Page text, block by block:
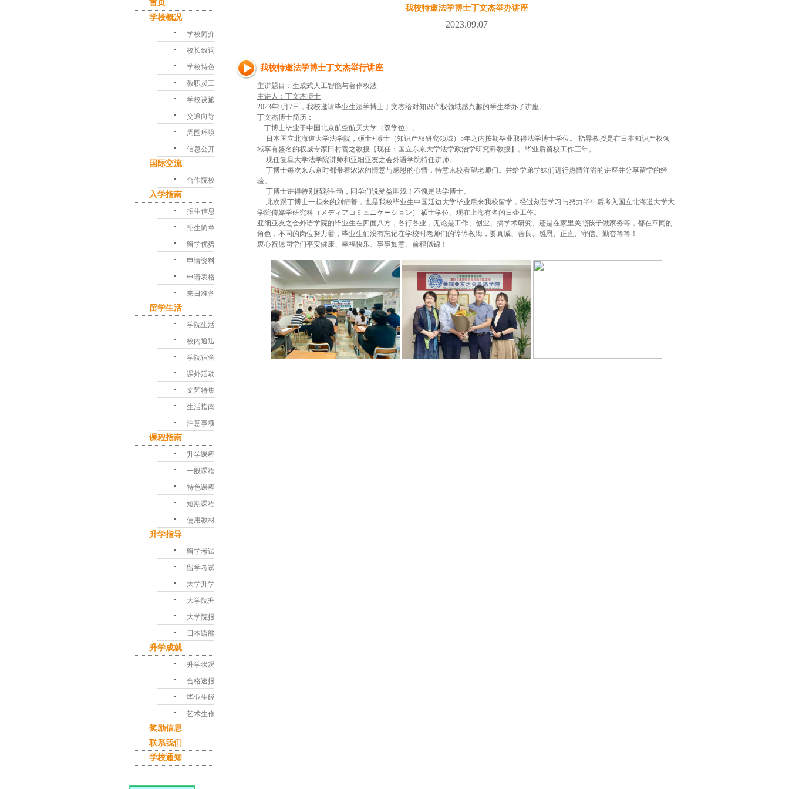
我校特邀法学博士丁文杰举办讲座
2023.09.07
我校特邀法学博士丁文杰举行讲座
主讲题目：生成式人工智能与著作权法
主讲人：丁文杰博士
2023年9月7日，我校邀请毕业生法学博士丁文杰给对知识产权领域感兴趣的学生举办了讲座。
丁文杰博士简历：
丁博士毕业于中国北京航空航天大学（双学位）。
日本国立北海道大学法学院，硕士+博士（知识产权研究领域）5年之内按期毕业取得法学博士学位。 指导教授是在日本知识产权领
域享有盛名的权威专家田村善之教授【现任：国立东京大学法学政治学研究科教授】。毕业后留校工作三年。
现任复旦大学法学院讲师和亚细亚友之会外语学院特任讲师。
丁博士每次来东京时都带着浓浓的情意与感恩的心情，特意来校看望老师们。并给学弟学妹们进行热情洋溢的讲座并分享留学的经
验。
丁博士讲得特别精彩生动，同学们说受益匪浅！不愧是法学博士。
此次跟丁博士一起来的刘箭善，也是我校毕业生中国延边大学毕业后来我校留学，经过刻苦学习与努力半年后考入国立北海道大学大
学院传媒学研究科（メディアコミュニケーション） 硕士学位。现在上海有名的日企工作。
亚细亚友之会外语学院的毕业生在四面八方，各行各业，无论是工作、创业、搞学术研究、还是在家里关照孩子做家务等，都在不同的
角色，不同的岗位努力着，毕业生们没有忘记在学校时老师们的谆谆教诲，要真诚、善良、感恩、正直、守信、勤奋等等！
衷心祝愿同学们平安健康、幸福快乐、事事如意、前程似锦！
首页
学校概况
･ 学校简介
･ 校长致词
･ 学校特色
･ 教职员工
･ 学校设施
･ 交通向导
･ 周围环境
･ 信息公开
国际交流
･ 合作院校
入学指南
･ 招生信息
･ 招生简章
･ 留学优势
･ 申请资料
･ 申请表格
･ 来日准备
留学生活
･ 学院生活
･ 校内通迅
･ 学院宿舍
･ 课外活动
･ 文艺特集
･ 生活指南
･ 注意事项
课程指南
･ 升学课程
･ 一般课程
･ 特色课程
･ 短期课程
･ 使用教材
升学指导
･ 留学考试对策
･ 留学考试问答
･ 大学升学指导
･ 大学院升学课程
･ 大学院报考指南
･ 日本语能力考试
升学成就
･ 升学状况
･ 合格速报
･ 毕业生经验谈
･ 艺术生作品集
奖励信息
联系我们
学校通知